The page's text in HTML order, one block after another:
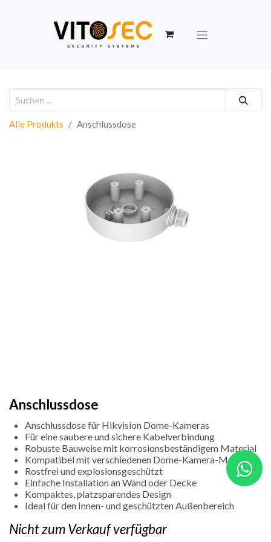
Alle Produkts Anschlussdose
Anschlussdose
Anschlussdose für Hikvision Dome-Kameras
Für eine saubere und sichere Kabelverbindung
Robuste Bauweise mit korrosionsbeständigem Material
Kompatibel mit verschiedenen Dome-Kamera-Modellen
Rostfrei und explosionsgeschützt
Einfache Installation an Wand oder Decke
Kompaktes, platzsparendes Design
Ideal für den Innen- und geschützten Außenbereich
Nicht zum Verkauf verfügbar